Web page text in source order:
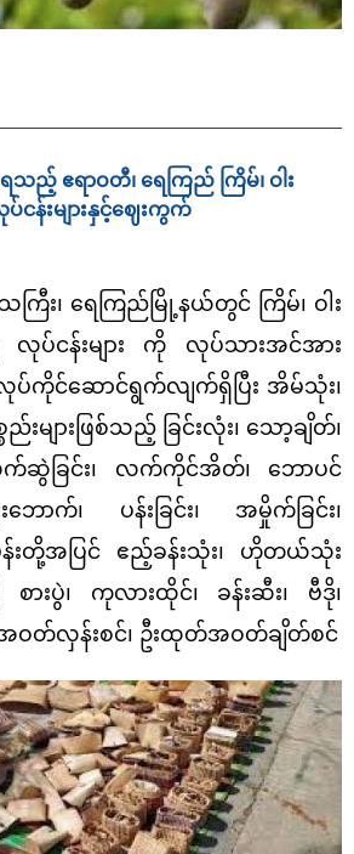
သည့် ဧရာဝတီ၊ ရေကြည် ကြိမ်၊ ဝါး
န်းများနှင့်ဈေးကွက်
ြီး၊ ရေကြည်မြို့နယ်တွင် ကြိမ်၊ ဝါး
ပ်ငန်းများ ကို လုပ်သားအင်အား
လုပ်ကိုင်ဆောင်ရွက်လျက်ရှိပြီး အိမ်သုံး၊
းများဖြစ်သည့် ခြင်းလုံး၊ သော့ချိတ်၊
ဆွဲခြင်း၊ လက်ကိုင်အိတ်၊ ဘောပင်
ာက်၊ ပန်းခြင်း၊ အမှိုက်ခြင်း၊
ဗန်းတို့အပြင် ဧည့်ခန်းသုံး၊ ဟိုတယ်သုံး
စားပွဲ၊ ကုလားထိုင်၊ ခန်းဆီး၊ ဗီဒို၊
အဝတ်လှန်းစင်၊ ဦးထုတ်အဝတ်ချိတ်စင်